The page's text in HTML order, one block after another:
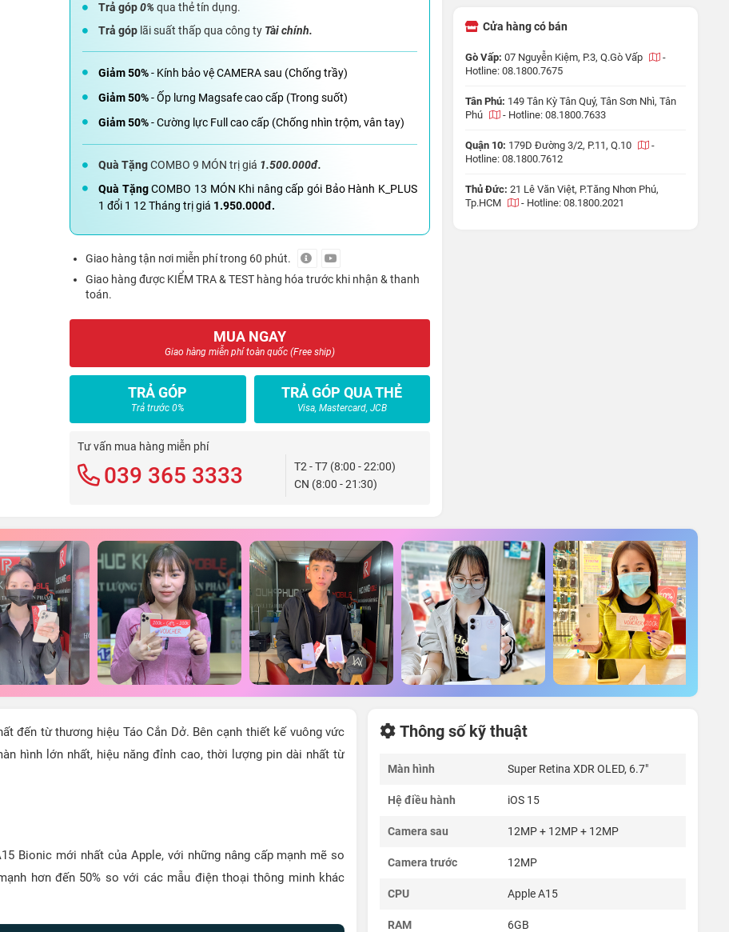
Trả góp0%qua thẻ tín dụng.
Trả góp lãi suất thấp qua công ty Tài chính.
Giảm 50%- Kính bảo vệ CAMERA sau (Chống trầy)
Giảm 50%- Ốp lưng Magsafe cao cấp (Trong suốt)
Giảm 50%- Cường lực Full cao cấp (Chống nhìn trộm, vân tay)
Quà TặngCOMBO 9 MÓN trị giá 1.500.000đ.
Quà TặngCOMBO 13 MÓN Khi nâng cấp gói Bảo Hành K_PLUS
1 đổi 1 12 Tháng trị giá 1.950.000đ.
Giao hàng tận nơi miễn phí trong 60 phút.
Giao hàng được KIỂM TRA & TEST hàng hóa trước khi nhận & thanh
toán.
MUA NGAY
Giao hàng miễn phí toàn quốc (Free ship)
TRẢ GÓP
Trả trước 0%
TRẢ GÓP QUA THẺ
Visa, Mastercard, JCB
Tư vấn mua hàng miễn phí
039 365 3333
T2 - T7 (8:00 - 22:00)
CN (8:00 - 21:30)
Cửa hàng có bán
Gò Vấp: 07 Nguyễn Kiệm, P.3, Q.Gò Vấp
-
Hotline: 08.1800.7675
Tân Phú: 149 Tân Kỳ Tân Quý, Tân Sơn Nhì, Tân
Phú
- Hotline: 08.1800.7633
Quận 10: 179D Đường 3/2, P.11, Q.10
-
Hotline: 08.1800.7612
Thủ Đức: 21 Lê Văn Việt, P.Tăng Nhơn Phú,
Tp.HCM
- Hotline: 08.1800.2021
đến từ thương hiệu Táo Cắn Dở. Bên cạnh thiết kế vuông vức
hình lớn nhất, hiệu năng đỉnh cao, thời lượng pin dài nhất từ
Bionic mới nhất của Apple, với những nâng cấp mạnh mẽ so
hơn đến 50% so với các mẫu điện thoại thông minh khác
Thông số kỹ thuật
Màn hình Super Retina XDR OLED, 6.7"
Hệ điều hành iOS 15
Camera sau 12MP + 12MP + 12MP
Camera trước 12MP
CPU Apple A15
RAM 6GB